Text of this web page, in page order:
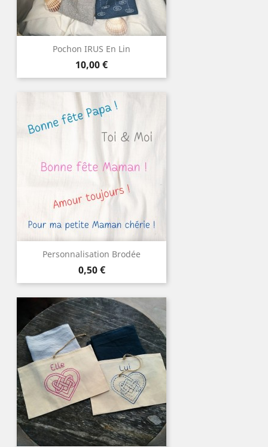
Pochon IRUS En Lin
Prix
10,00 €
Personnalisation Brodée
Prix
0,50 €